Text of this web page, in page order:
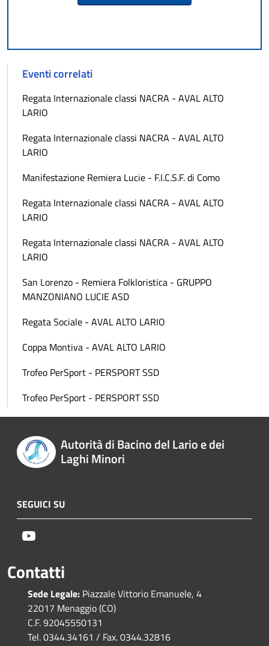
Eventi correlati
Regata Internazionale classi NACRA - AVAL ALTO
LARIO
Regata Internazionale classi NACRA - AVAL ALTO
LARIO
Manifestazione Remiera Lucie - F.I.C.S.F. di Como
Regata Internazionale classi NACRA - AVAL ALTO
LARIO
Regata Internazionale classi NACRA - AVAL ALTO
LARIO
San Lorenzo - Remiera Folkloristica - GRUPPO
MANZONIANO LUCIE ASD
Regata Sociale - AVAL ALTO LARIO
Coppa Montiva - AVAL ALTO LARIO
Trofeo PerSport - PERSPORT SSD
Trofeo PerSport - PERSPORT SSD
Autorità di Bacino del Lario e dei
Laghi Minori
SEGUICI SU
Contatti
Sede Legale: Piazzale Vittorio Emanuele, 4
22017 Menaggio (CO)
C.F. 92045550131
Tel. 0344.34161 / Fax. 0344.32816